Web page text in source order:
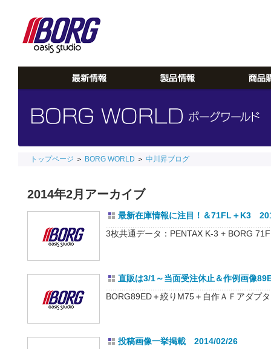
トップページ ＞ BORG WORLD ＞ 中川昇ブログ
2014年2月アーカイブ
最新在庫情報に注目！＆71FL＋K3
3枚共通データ：PENTAX K-3 + BORG
直販は3/1～当面受注休止＆作例画像
BORG89ED＋絞りM75＋自作ＡＦアダプ
投稿画像一挙掲載 2014/02/26